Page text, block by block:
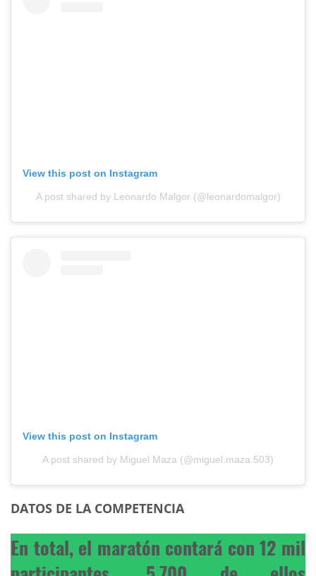
View this post on Instagram
A post shared by Leonardo Malgor (@leonardomalgor)
View this post on Instagram
A post shared by Miguel Maza (@miguel.maza.503)
DATOS DE LA COMPETENCIA
En total, el maratón contará con 12 mil